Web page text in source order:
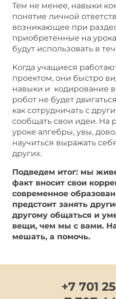
Тем не менее, навыки
понятие личной
возникающее при
приобретенные на
будут использовать в
Когда учащиеся
проектом, они быстро
навыки и кодирование
робот не будет
как сотрудничать с
сообщать свои идеи. На
уроке алгебры, увы,
научиться выражать
других.
Подведем итог: мы
факт вносит свои
современное
предстоит занять
другому общаться и
вещи, чем мы с вами.
мешать, а помочь.
+7 701